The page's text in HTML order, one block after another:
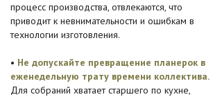
процесс производства, отвлекаются, что
приводит к невнимательности и ошибкам в
технологии изготовления.
• Не допускайте превращение планерок в
еженедельную трату времени коллектива.
Для собраний хватает старшего по кухне,